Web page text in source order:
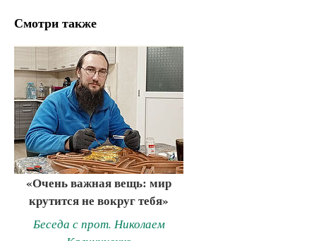
Смотри также
«Очень важная вещь: мир
крутится не вокруг тебя»
Беседа с прот. Николаем